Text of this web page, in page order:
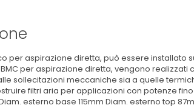
per aspirazione diretta, può essere installato
per aspirazione diretta, vengono
sollecitazioni meccaniche sia a quelle
filtri aria per applicazioni con potenze
esterno base 115mm Diam. esterno top